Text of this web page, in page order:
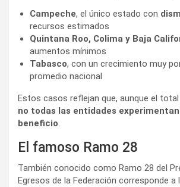
Campeche, el único estado con
recursos estimados
Quintana Roo, Colima y Baja
aumentos mínimos
Tabasco, con un crecimiento muy
promedio nacional
Estos casos reflejan que, aunque el
no todas las entidades
beneficio.
El famoso Ramo 28
También conocido como Ramo 28 del
Egresos de la Federación corresponde a